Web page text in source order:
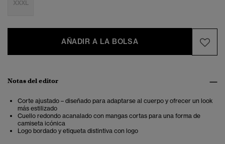
XXXL
AÑADIR A LA BOLSA
Notas del editor
Corte ajustado – diseñado para adaptarse al cuerpo y ofrecer un look
más estilizado
Cuello redondo acanalado con mangas cortas para una forma de
camiseta icónica
Logo bordado y etiqueta distintiva con logo